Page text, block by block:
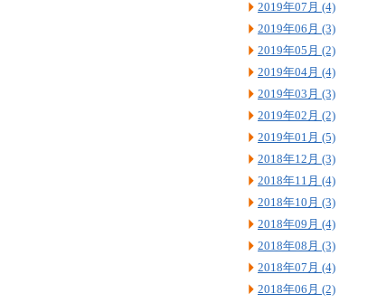
2019年07月 (4)
2019年06月 (3)
2019年05月 (2)
2019年04月 (4)
2019年03月 (3)
2019年02月 (2)
2019年01月 (5)
2018年12月 (3)
2018年11月 (4)
2018年10月 (3)
2018年09月 (4)
2018年08月 (3)
2018年07月 (4)
2018年06月 (2)